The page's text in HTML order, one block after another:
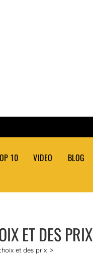
10 VIDEO BLOG
ET DES PRIX
et des prix >